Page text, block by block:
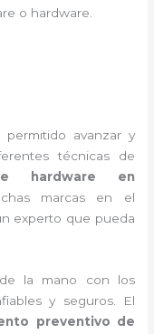
o hardware
avanzar y
técnicas de
hardware en
marcas en el
experto que pueda
la mano con los
y seguros. El
preventivo de